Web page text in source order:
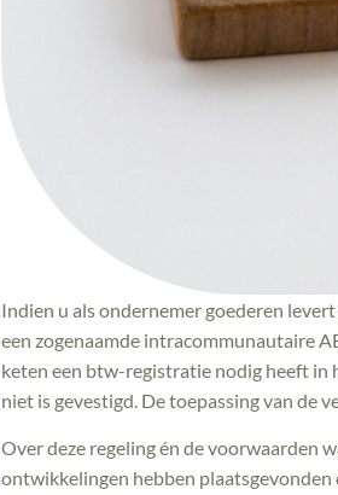
Indien u als ondernemer goederen
een zogenaamde intracommunautaire
keten een btw-registratie nodig heeft in
niet is gevestigd. De toepassing van de
Over deze regeling én de voorwaarden
ontwikkelingen hebben plaatsgevonden